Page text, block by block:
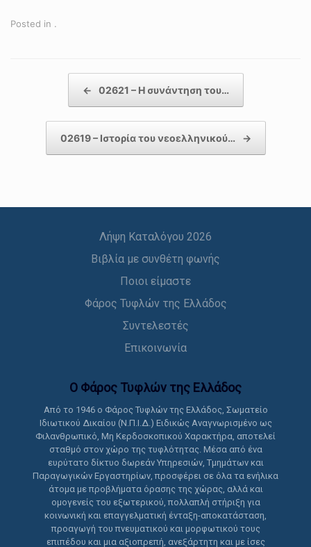
Posted in .
← 02621 – Η συνάντηση του…
02619 – Ιστορία του νεοελληνικού… →
Λήψη Καταλόγου 2026
Βιβλία με συνθέτη φωνής
Ποιοι είμαστε
Φάρος Τυφλών της Ελλάδος
Συντελεστές
Επικοινωνία
Ο Φάρος Τυφλών της Ελλάδoς
Από το 1946 ο Φάρος Τυφλών της Ελλάδος, Σωματείο
Ιδιωτικού Δικαίου (Ν.Π.Ι.Δ.) Ειδικώς Αναγνωρισμένο ως
Φιλανθρωπικό, Μη Κερδοσκοπικού Χαρακτήρα, αποτελεί
σταθμό στον χώρο της τυφλότητας. Μέσα από ένα
ευρύτατο δίκτυο δωρεάν Υπηρεσιών, Τμημάτων και
Παραγωγικών Εργαστηρίων, προσφέρει σε όλα τα ενήλικα
άτομα με προβλήματα όρασης της χώρας, αλλά και
ομογενείς του εξωτερικού, πολλαπλή στήριξη για
κοινωνική και επαγγελματική ένταξη-αποκατάσταση,
προαγωγή του πνευματικού και μορφωτικού τους
επιπέδου και μια αξιοπρεπή, ανεξάρτητη και με ίσες